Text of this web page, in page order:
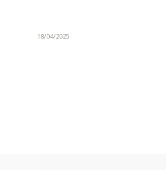
18/04/2025